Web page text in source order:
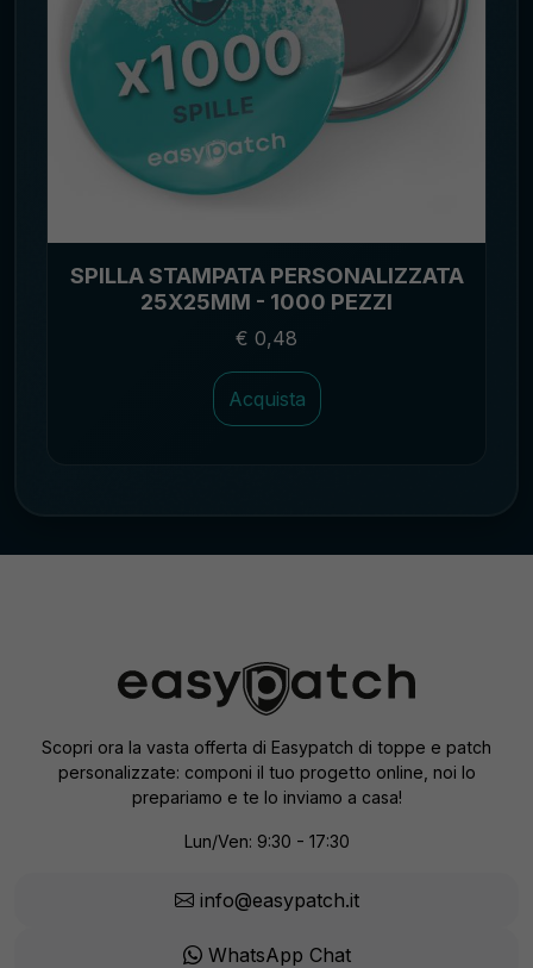
SPILLA STAMPATA PERSONALIZZATA
25X25MM - 1000 PEZZI
€ 0,48
Acquista
Scopri ora la vasta offerta di Easypatch di toppe e patch
personalizzate: componi il tuo progetto online, noi lo
prepariamo e te lo inviamo a casa!
Lun/Ven: 9:30 - 17:30
info@easypatch.it
WhatsApp Chat